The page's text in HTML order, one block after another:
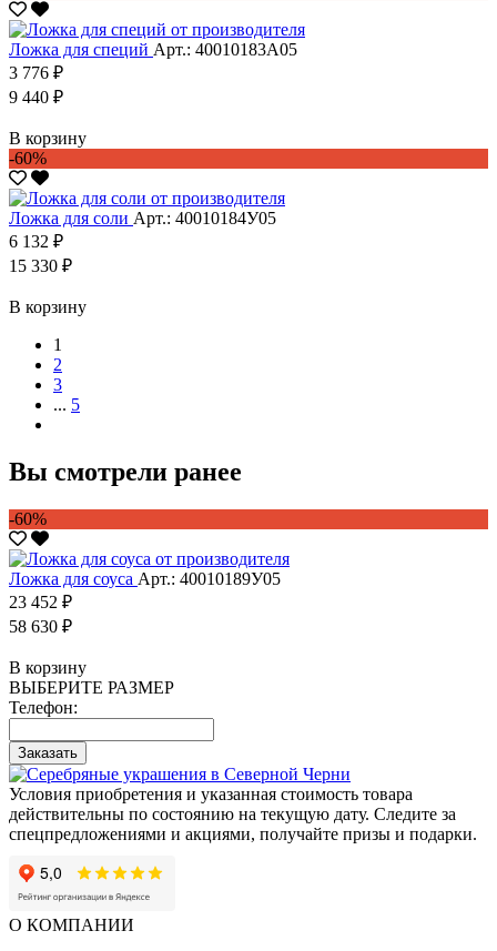
Ложка для специй Арт.: 40010183А05
3 776 ₽
9 440 ₽
В корзину
-60%
Ложка для соли Арт.: 40010184У05
6 132 ₽
15 330 ₽
В корзину
1
2
3
... 5
Вы смотрели ранее
-60%
Ложка для соуса Арт.: 40010189У05
23 452 ₽
58 630 ₽
В корзину
ВЫБЕРИТЕ РАЗМЕР
Телефон:
Заказать
Условия приобретения и указанная стоимость товара
действительны по состоянию на текущую дату. Следите за
спецпредложениями и акциями, получайте призы и подарки.
О КОМПАНИИ